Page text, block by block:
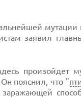
заявил
произойдет
пояснил, что "